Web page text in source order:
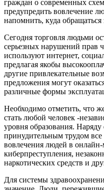
граждан о современных
предупредить вовлечение
напомнить, куда
Сегодня торговля людьми
серьезных нарушений прав
используют интернет,
предлагая якобы
другие привлекательные
предложения могут
различные формы
Необходимо отметить, что
стать любой человек -
уровня образования. Наряду
принудительным трудом
вовлечения людей в
киберпреступления,
наркотических средств и
Для системы